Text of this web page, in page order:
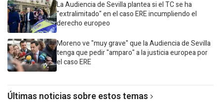
La Audiencia de Sevilla plantea si el TC se ha
"extralimitado" en el caso ERE incumpliendo el
derecho europeo
Moreno ve "muy grave" que la Audiencia de Sevilla
tenga que pedir "amparo" a la justicia europea por
el caso ERE
Últimas noticias sobre estos temas